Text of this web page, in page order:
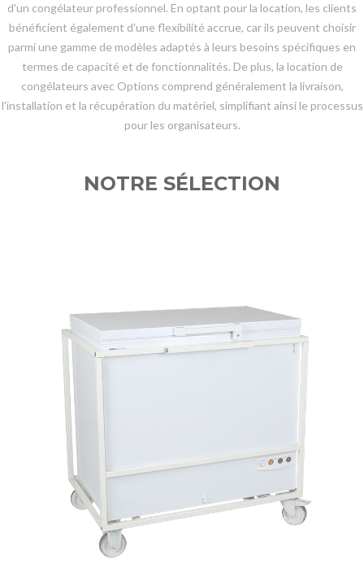
d'un congélateur professionnel. En optant pour la location, les clients
bénéficient également d'une flexibilité accrue, car ils peuvent choisir
parmi une gamme de modèles adaptés à leurs besoins spécifiques en
termes de capacité et de fonctionnalités. De plus, la location de
congélateurs avec Options comprend généralement la livraison,
l'installation et la récupération du matériel, simplifiant ainsi le processus
pour les organisateurs.
NOTRE SÉLECTION